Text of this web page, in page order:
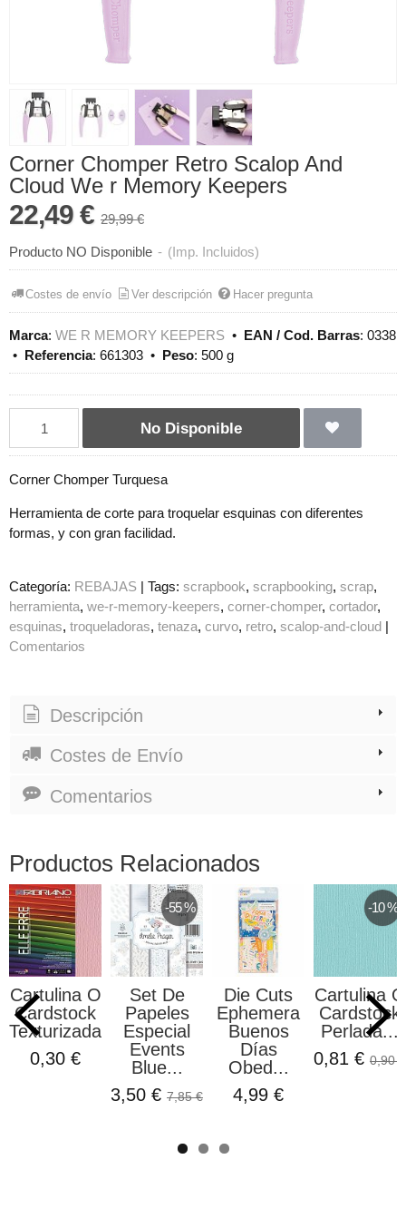
Corner Chomper Retro Scalop And
Cloud We r Memory Keepers
22,49 € 29,99 €
Producto NO Disponible - (Imp. Incluidos)
Costes de envío Ver descripción Hacer pregunta
Marca: WE R MEMORY KEEPERS • EAN / Cod. Barras: 0338
• Referencia: 661303 • Peso: 500 g
No Disponible
Corner Chomper Turquesa
Herramienta de corte para troquelar esquinas con diferentes
formas, y con gran facilidad.
Categoría: REBAJAS | Tags: scrapbook scrapbooking scrap
herramienta we-r-memory-keepers corner-chomper cortador
esquinas troqueladoras tenaza curvo retro scalop-and-cloud |
Comentarios
Descripción
Costes de Envío
Comentarios
Productos Relacionados
O
Set De
Papeles
Especial
Events
Blue...
7,85 €
Die Cuts
Ephemera
Buenos
Días
Obed...
4,99 €
Cartulina O
Cardstock
Perlada...
0,81 €
0,90 €
Set